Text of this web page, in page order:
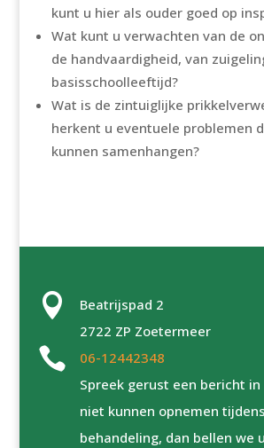
kunt u hier als ouder goed op
Wat kunt u verwachten van de
de handvaardigheid, van
basisschoolleeftijd?
Wat is de zintuiglijke
herkent u eventuele problemen
kunnen samenhangen?

Beatrijspad 2
2722 ZP Zoetermeer

06-12442348
Spreek gerust een bericht in
niet kunnen opnemen
behandeling, dan bellen we